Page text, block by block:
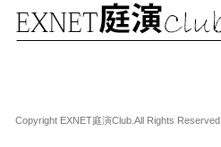
Copyright EXNET庭演Club.All Rights Reserved.